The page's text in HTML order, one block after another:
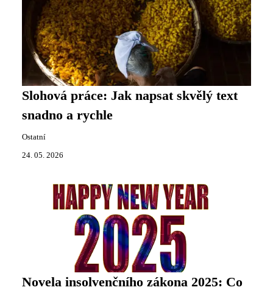
Slohová práce: Jak napsat skvělý text
snadno a rychle
Ostatní
24. 05. 2026
Novela insolvenčního zákona 2025: Co